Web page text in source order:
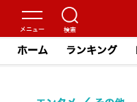
ホーム ランキング